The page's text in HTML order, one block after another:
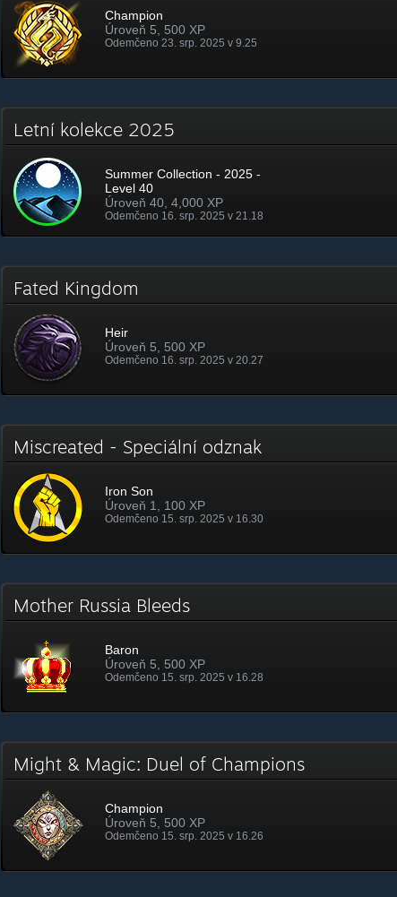
Champion
Úroveň 5, 500 XP
Odemčeno 23. srp. 2025 v 9.25
Letní kolekce 2025
Summer Collection - 2025 -
Level 40
Úroveň 40, 4,000 XP
Odemčeno 16. srp. 2025 v 21.18
Fated Kingdom
Heir
Úroveň 5, 500 XP
Odemčeno 16. srp. 2025 v 20.27
Miscreated - Speciální odznak
Iron Son
Úroveň 1, 100 XP
Odemčeno 15. srp. 2025 v 16.30
Mother Russia Bleeds
Baron
Úroveň 5, 500 XP
Odemčeno 15. srp. 2025 v 16.28
Might & Magic: Duel of Champions
Champion
Úroveň 5, 500 XP
Odemčeno 15. srp. 2025 v 16.26